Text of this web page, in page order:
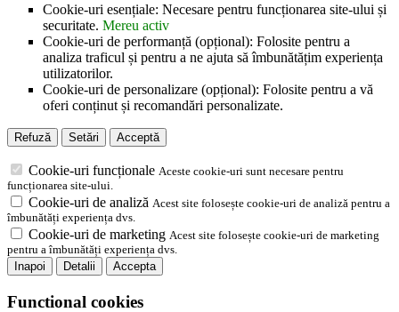
Cookie-uri esențiale: Necesare pentru funcționarea site-ului și
securitate. Mereu activ
Cookie-uri de performanță (opțional): Folosite pentru a
analiza traficul și pentru a ne ajuta să îmbunătățim experiența
utilizatorilor.
Cookie-uri de personalizare (opțional): Folosite pentru a vă
oferi conținut și recomandări personalizate.
Refuză Setări Acceptă
Cookie-uri funcționale Aceste cookie-uri sunt necesare pentru
funcționarea site-ului.
Cookie-uri de analiză Acest site folosește cookie-uri de analiză pentru a
îmbunătăți experiența dvs.
Cookie-uri de marketing Acest site folosește cookie-uri de marketing
pentru a îmbunătăți experiența dvs.
Inapoi
Detalii Accepta
Functional cookies